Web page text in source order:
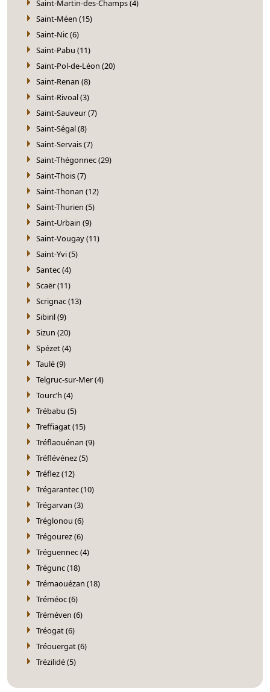
Saint-Martin-des-Champs (4)
Saint-Méen (15)
Saint-Nic (6)
Saint-Pabu (11)
Saint-Pol-de-Léon (20)
Saint-Renan (8)
Saint-Rivoal (3)
Saint-Sauveur (7)
Saint-Ségal (8)
Saint-Servais (7)
Saint-Thégonnec (29)
Saint-Thois (7)
Saint-Thonan (12)
Saint-Thurien (5)
Saint-Urbain (9)
Saint-Vougay (11)
Saint-Yvi (5)
Santec (4)
Scaër (11)
Scrignac (13)
Sibiril (9)
Sizun (20)
Spézet (4)
Taulé (9)
Telgruc-sur-Mer (4)
Tourc’h (4)
Trébabu (5)
Treffiagat (15)
Tréflaouénan (9)
Tréflévénez (5)
Tréflez (12)
Trégarantec (10)
Trégarvan (3)
Tréglonou (6)
Trégourez (6)
Tréguennec (4)
Trégunc (18)
Trémaouézan (18)
Tréméoc (6)
Tréméven (6)
Tréogat (6)
Tréouergat (6)
Trézilidé (5)